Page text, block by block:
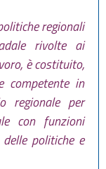
regionali
rivolte ai
è costituito,
competente in
regionale per
con funzioni
politiche e